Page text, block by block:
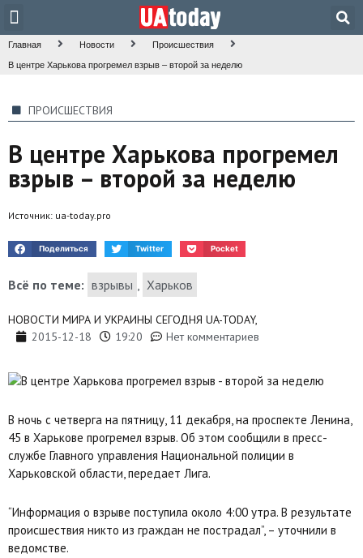
Главная Новости Происшествия
В центре Харькова прогремел взрыв – второй за неделю
ПРОИСШЕСТВИЯ
В центре Харькова прогремел
взрыв – второй за неделю
Источник: ua-today.pro
Поделиться Twitter Pocket
Всё по теме: взрывы , Харьков
НОВОСТИ МИРА И УКРАИНЫ СЕГОДНЯ UA-TODAY,
2015-12-18
19:20 Нет комментариев
В ночь с четверга на пятницу, 11 декабря, на проспекте Ленина,
45 в Харькове прогремел взрыв. Об этом сообщили в пресс-
службе Главного управления Национальной полиции в
Харьковской области, передает Лига.
“Информация о взрыве поступила около 4:00 утра. В результате
происшествия никто из граждан не пострадал”, – уточнили в
ведомстве.